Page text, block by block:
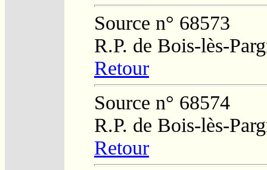
Source n° 68573
R.P. de Bois-lès-
Retour
Source n° 68574
R.P. de Bois-lès-
Retour